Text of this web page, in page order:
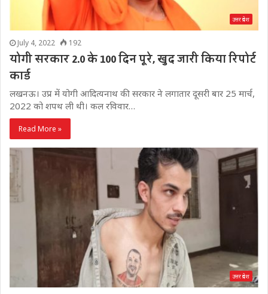
उत्तर प्रदेश
July 4, 2022 192
योगी सरकार 2.0 के 100 दिन पूरे, खुद जारी किया रिपोर्ट
कार्ड
लखनऊ। उप्र में योगी आदित्यनाथ की सरकार ने लगातार दूसरी बार 25 मार्च,
2022 को शपथ ली थी। कल रविवार…
Read More »
उत्तर प्रदेश